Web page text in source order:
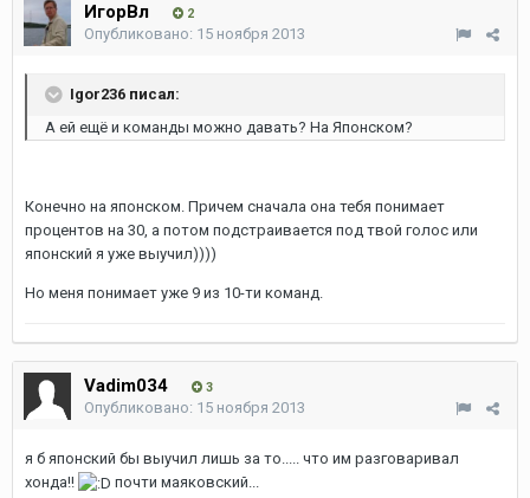
ИгорВл 2
Опубликовано: 15 ноября 2013
Igor236 писал:
А ей ещё и команды можно давать? На Японском?
Конечно на японском. Причем сначала она тебя понимает
процентов на 30, а потом подстраивается под твой голос или
японский я уже выучил))))
Но меня понимает уже 9 из 10-ти команд.
Vadim034 3
Опубликовано: 15 ноября 2013
я б японский бы выучил лишь за то..... что им разговаривал
хонда!!
почти маяковский...